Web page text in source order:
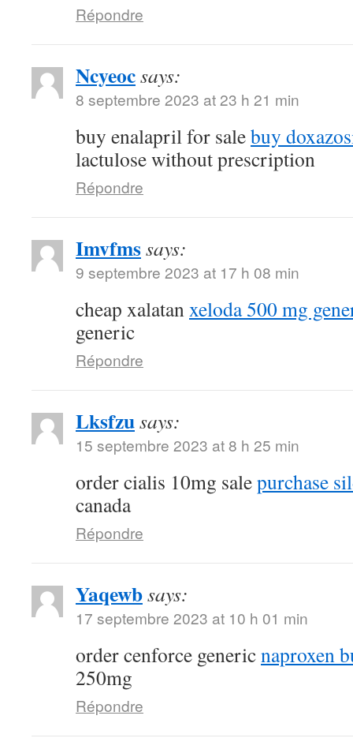
Répondre
Ncyeocsays:
8 septembre 2023 at 23 h 21 min
buy enalapril for salebuy
lactulose without prescription
Répondre
Imvfmssays:
9 septembre 2023 at 17 h 08 min
cheap xalatanxeloda 500 mg
generic
Répondre
Lksfzusays:
15 septembre 2023 at 8 h 25 min
order cialis 10mg salepurchase
canada
Répondre
Yaqewbsays:
17 septembre 2023 at 10 h 01 min
order cenforce genericnaproxen
250mg
Répondre